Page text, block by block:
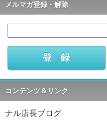
メルマガ登録・解除
コンテンツ＆リンク
ナル店長ブログ